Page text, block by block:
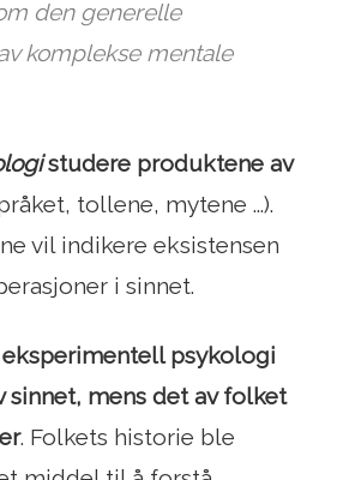
den generelle
komplekse mentale
studere produktene av
tollene, mytene ...).
vil indikere eksistensen
i sinnet.
psykologi
sinnet, mens det av folket
. Folkets historie ble